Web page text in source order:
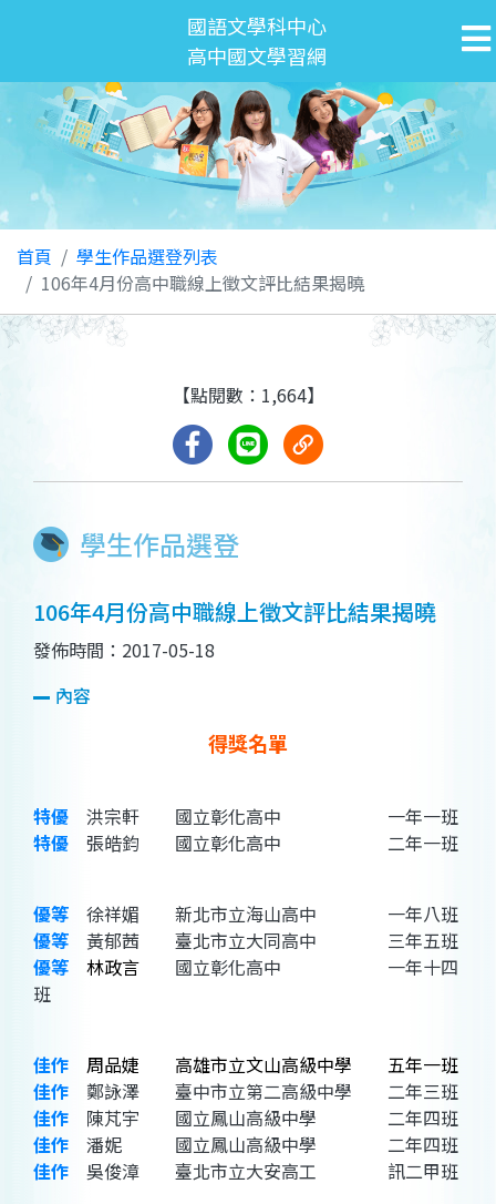
國語文學科中心
高中國文學習網
首頁
學生作品選登列表
106年4月份高中職線上徵文評比結果揭曉
學生作品選登
【點閱數：1,664】
106年4月份高中職線上徵文評比結果揭曉
發佈時間：2017-05-18
內容
得獎名單
特優 洪宗軒 國立彰化高中 一年一班
特優 張皓鈞 國立彰化高中 二年一班
優等
徐祥媚 新北市立海山高中 一年八班
優等 黃郁茜 臺北市立大同高中 三年五班
優等 林政言 國立彰化高中 一年十四
班
佳作
周品婕 高雄市立文山高級中學 五年一班
佳作
鄭詠澤 臺中市立第二高級中學 二年三班
佳作 陳芃宇 國立鳳山高級中學 二年四班
佳作 潘妮 國立鳳山高級中學 二年四班
佳作 吳俊漳 臺北市立大安高工 訊二甲班